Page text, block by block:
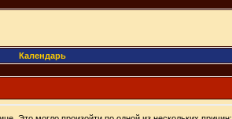
Календарь